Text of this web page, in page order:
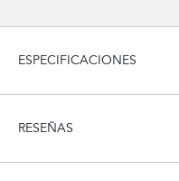
ESPECIFICACIONES
RESEÑAS